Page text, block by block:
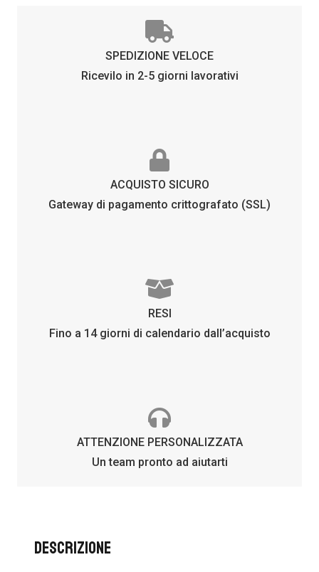
SPEDIZIONE VELOCE
Ricevilo in 2-5 giorni lavorativi
ACQUISTO SICURO
Gateway di pagamento crittografato (SSL)
RESI
Fino a 14 giorni di calendario dall’acquisto
ATTENZIONE PERSONALIZZATA
Un team pronto ad aiutarti
Descrizione